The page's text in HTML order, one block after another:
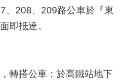
、208、209路公車於『東
即抵達。
轉搭公車：於高鐵站地下